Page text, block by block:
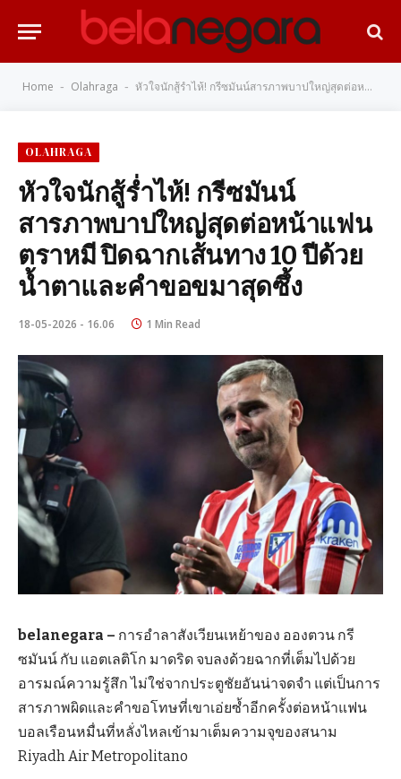
Home - Olahraga - หัวใจนักสู้ร่ำไห้! กรีซมันน์สารภาพบาปใหญ่สุดต่อหน้าแฟนตราหมี ปิดฉากเส้นทาง 10 ปีด้วยน้ำตาและคำขอขมาสุดซึ้ง
OLAHRAGA
หัวใจนักสู้ร่ำไห้! กรีซมันน์
สารภาพบาปใหญ่สุดต่อหน้าแฟน
ตราหมี ปิดฉากเส้นทาง 10 ปีด้วย
น้ำตาและคำขอขมาสุดซึ้ง
18-05-2026 - 16.06 1 Min Read
belanegara – การอำลาสังเวียนเหย้าของ อองตวน กรี
ซมันน์ กับ แอตเลติโก มาดริด จบลงด้วยฉากที่เต็มไปด้วย
อารมณ์ความรู้สึก ไม่ใช่จากประตูชัยอันน่าจดจำ แต่เป็นการ
สารภาพผิดและคำขอโทษที่เขาเอ่ยซ้ำอีกครั้งต่อหน้าแฟน
บอลเรือนหมื่นที่หลั่งไหลเข้ามาเต็มความจุของสนาม
Riyadh Air Metropolitano